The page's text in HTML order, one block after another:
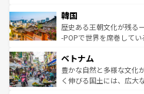
はコンテンツ一覧
いる。アクティビティも
ビング、ハイキングなど
い。オーストラリアの多
参照してほしい。
ン）、静ひつな山岳地帯
と山間の静けさが共存し
驚きをもたらしてくれる
容にもいいと評判のスイ
が味わえる。 なお
照してほしい。
韓国
歴史ある王朝文化が残る
-POPで世界を席巻して
き、地方に足を延ばせば
できる。そして、キムチ
まで、さまざまな韓国料
ベトナム
豊かな自然と多様な文化
く伸びる国土には、広大